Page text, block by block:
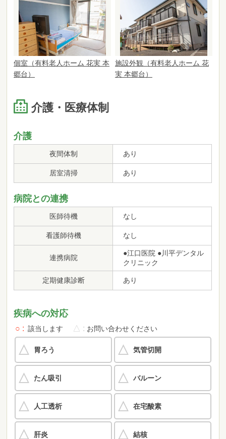
個室（有料老人ホーム 花実 本
郷台）
施設外観（有料老人ホーム 花
実 本郷台）
介護・医療体制
介護
夜間体制 あり
居室清掃 あり
病院との連携
医師待機 なし
看護師待機 なし
連携病院
●江口医院 ●川平デンタル
クリニック
定期健康診断 あり
疾病への対応
○ 該当します △ お問い合わせください
胃ろう 気管切開
たん吸引 バルーン
人工透析 在宅酸素
肝炎 結核